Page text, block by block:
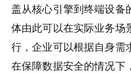
盖从核心引擎到终端设备
体由此可以在实际业务场
行，企业可以根据自身需
在保障数据安全的情况下